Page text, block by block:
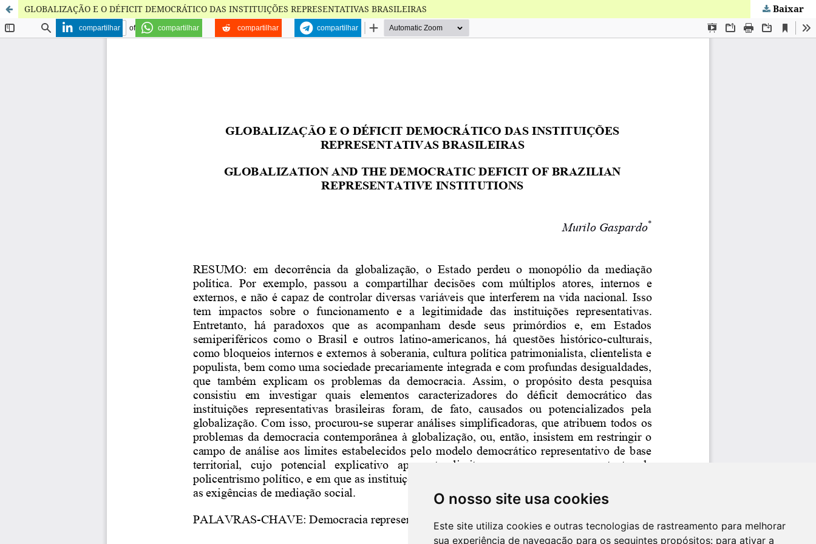
O nosso site usa cookies
Este site utiliza cookies e outras tecnologias de rastreamento para melhorar
sua experiência de navegação para os seguintes propósitos: para ativar a
GLOBALIZAÇÃO E O DÉFICIT DEMOCRÁTICO DAS INSTITUIÇÕES REPRESENTATIVAS BRASILEIRAS Baixar
compartilhar compartilhar compartilhar compartilhar